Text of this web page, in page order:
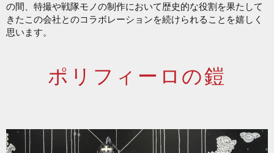
の間、特撮や戦隊モノの制作において歴史的な役割を果たして
きたこの会社とのコラボレーションを続けられることを嬉しく
思います。
ポリフィーロの鎧